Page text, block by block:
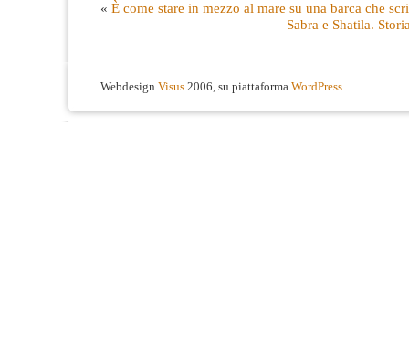
« È come stare in mezzo al mare su una barca che
Sabra e Shatila.
Webdesign Visus 2006, su piattaforma WordPress